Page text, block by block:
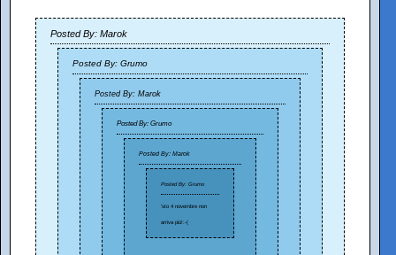
Posted By: Marok
Posted By: Grumo
Posted By: Marok
Posted By: Grumo
Posted By: Marok
Posted By: Grumo
'sto 4 novembre non
arriva più!:-(